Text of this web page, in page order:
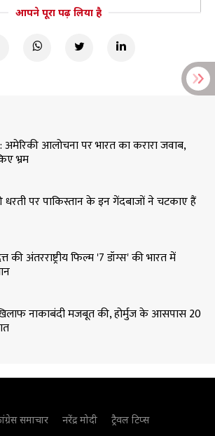
आपने पूरा पढ़ लिया है
आलोचना पर भारत का करारा जवाब,
भ्रम
धरती पर पाकिस्तान के इन गेंदबाजों ने चटकाए हैं
अंतरराष्ट्रीय फिल्म '7 डॉग्स' की भारत में
नाकाबंदी मजबूत की, होर्मुज के आसपास 20
समाचार नरेंद्र मोदी ट्रैवल टिप्स